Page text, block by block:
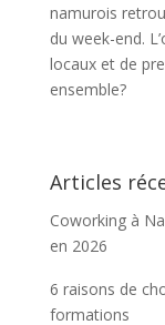
namurois
du week-end.
locaux et de
ensemble?
Articles
Coworking à
en 2026
6 raisons de
formations